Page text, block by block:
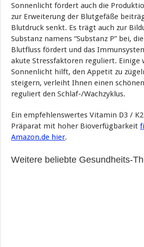
Sonnenlicht fördert auch die
zur Erweiterung der Blutgefäße
Blutdruck senkt. Es trägt auch zur
Substanz namens “Substanz P” bei,
Blutfluss fördert und das
akute Stressfaktoren reguliert. Einige
Sonnenlicht hilft, den Appetit zu
steigern, verleiht Ihnen einen
reguliert den Schlaf-/Wachzyklus.
Ein empfehlenswertes Vitamin D3 /
Präparat mit hoher Bioverfügbarkeit
Amazon.de hier.
Weitere beliebte Gesundheits-